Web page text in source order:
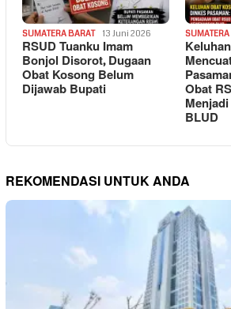
SUMATERA BARAT 13 Juni 2026
RSUD Tuanku Imam
Bonjol Disorot, Dugaan
Obat Kosong Belum
Dijawab Bupati Obat
BLUD
REKOMENDASI UNTUK ANDA